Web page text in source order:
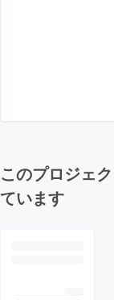
このプロジェ
ています